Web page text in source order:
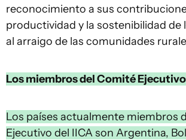
reconocimiento a sus
productividad y la sostenibilidad de
al arraigo de las comunidades
Los miembros del Comité
Los países actualmente miembros
Ejecutivo del IICA son Argentina,